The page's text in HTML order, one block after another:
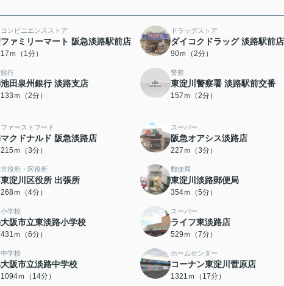
コンビニエンスストア
ファミリーマート 阪急淡路駅前店
17ｍ（1分）
ドラッグストア
ダイコクドラッグ 淡路駅前店
90ｍ（2分）
銀行
池田泉州銀行 淡路支店
133ｍ（2分）
警察
東淀川警察署 淡路駅前交番
157ｍ（2分）
ファーストフード
マクドナルド 阪急淡路店
215ｍ（3分）
スーパー
阪急オアシス淡路店
227ｍ（3分）
市役所・区役所
東淀川区役所 出張所
268ｍ（4分）
郵便局
東淀川淡路郵便局
354ｍ（5分）
小学校
大阪市立東淡路小学校
431ｍ（6分）
スーパー
ライフ東淡路店
529ｍ（7分）
中学校
大阪市立淡路中学校
1094ｍ（14分）
ホームセンター
コーナン東淀川菅原店
1321ｍ（17分）